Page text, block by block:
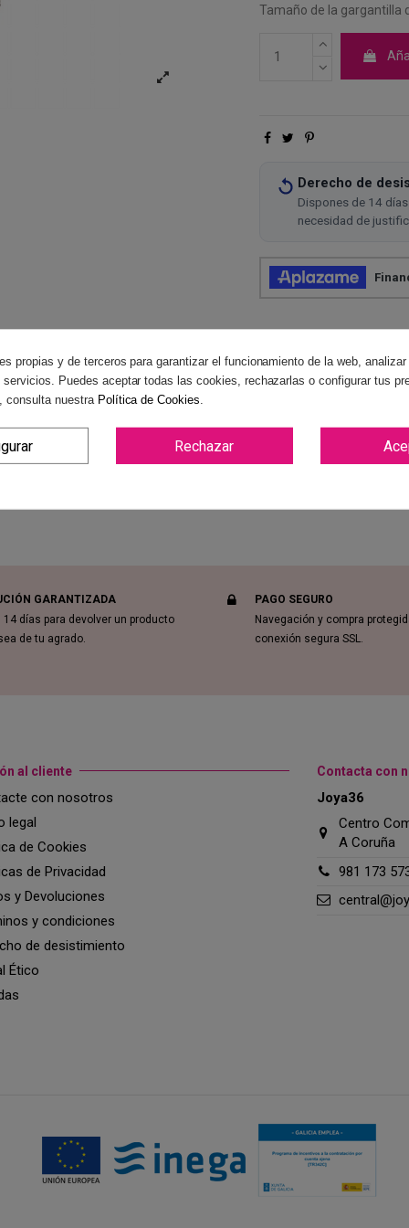
Tamaño de la gargantilla
Derecho de
Dispones de 14
necesidad de
Reviews(0)
GARANTIZADA
14 días para devolver un producto
de tu agrado.
PAGO SEGURO
Navegación y compra
conexión segura SSL.
al cliente
con nosotros
legal
de Cookies
de Privacidad
y Devoluciones
y condiciones
de desistimiento
Ético
Contacta con
Joya36
Centro
A Coruña
981 173
propias y de terceros para garantizar el funcionamiento de la web,
servicios. Puedes aceptar todas las cookies, rechazarlas o configurar tus
consulta nuestra Política de Cookies
Rechazar